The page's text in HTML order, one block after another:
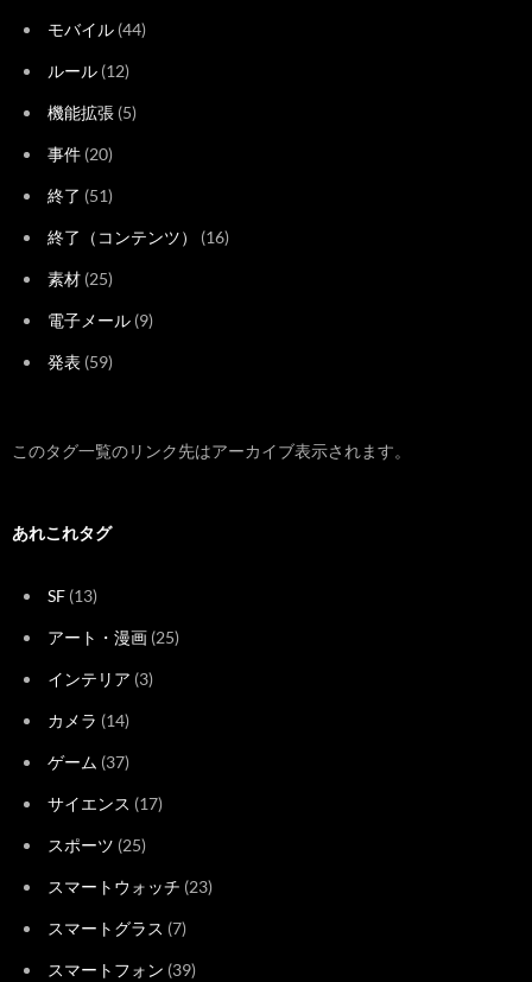
モバイル (44)
ルール (12)
機能拡張 (5)
事件 (20)
終了 (51)
終了（コンテンツ） (16)
素材 (25)
電子メール (9)
発表 (59)
このタグ一覧のリンク先はアーカイブ表示されます。
あれこれタグ
SF (13)
アート・漫画 (25)
インテリア (3)
カメラ (14)
ゲーム (37)
サイエンス (17)
スポーツ (25)
スマートウォッチ (23)
スマートグラス (7)
スマートフォン (39)